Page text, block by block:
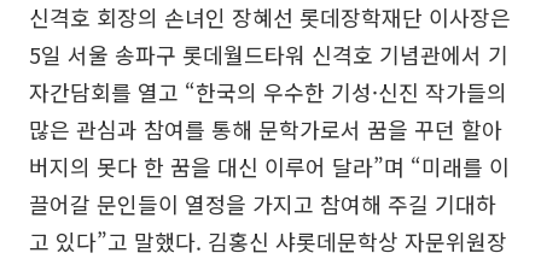
신격호 회장의 손녀인 장혜선 롯데장학재단 이사장은
5일 서울 송파구 롯데월드타워 신격호 기념관에서 기
자간담회를 열고 “한국의 우수한 기성·신진 작가들의
많은 관심과 참여를 통해 문학가로서 꿈을 꾸던 할아
버지의 못다 한 꿈을 대신 이루어 달라”며 “미래를 이
끌어갈 문인들이 열정을 가지고 참여해 주길 기대하
고 있다”고 말했다. 김홍신 샤롯데문학상 자문위원장